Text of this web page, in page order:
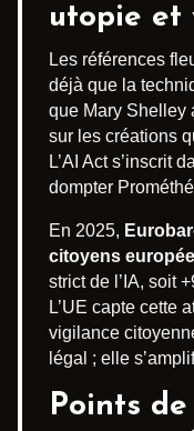
utopie et
Les références
déjà que la
que Mary Shelley
sur les créations
L’AI Act s’inscrit
dompter
En 2025,
citoyens
strict de l’IA, soit
L’UE capte cette
vigilance
légal ; elle
Points